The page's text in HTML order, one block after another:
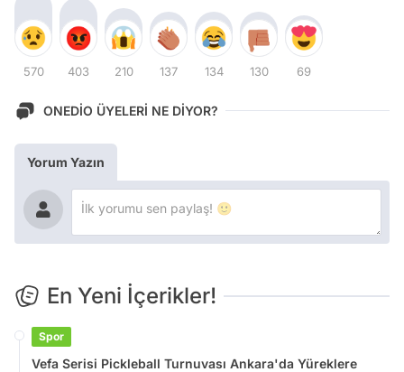
570 403 210 137 134 130 69
ONEDİO ÜYELERİ NE DİYOR?
Yorum Yazın
En Yeni İçerikler!
Spor
Vefa Serisi Pickleball Turnuvası Ankara'da Yüreklere